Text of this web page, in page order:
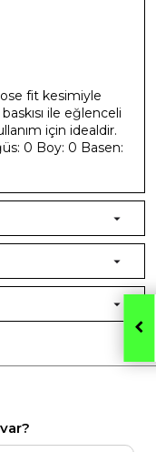
fit kesimiyle
ile eğlenceli
için idealdir.
0 Boy: 0 Basen: